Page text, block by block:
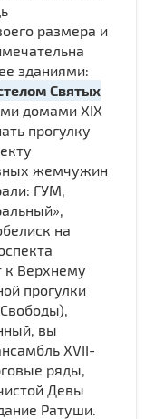
размера и
зданиями:
Святых
домами XIX
прогулку
жемчужин
ГУМ,
на
к Верхнему
прогулки
вы
XVII-
ряды,
Девы
Ратуши.